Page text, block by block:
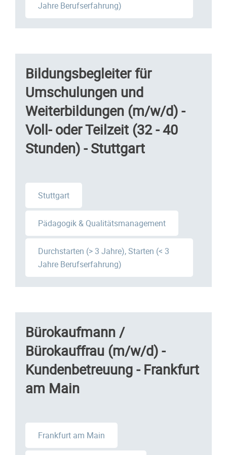
Jahre Berufserfahrung)
Bildungsbegleiter für
Umschulungen und
Weiterbildungen (m/w/d) -
Voll- oder Teilzeit (32 - 40
Stunden) - Stuttgart
Stuttgart
Pädagogik & Qualitätsmanagement
Durchstarten (> 3 Jahre), Starten (< 3
Jahre Berufserfahrung)
Bürokaufmann /
Bürokauffrau (m/w/d) -
Kundenbetreuung - Frankfurt
am Main
Frankfurt am Main